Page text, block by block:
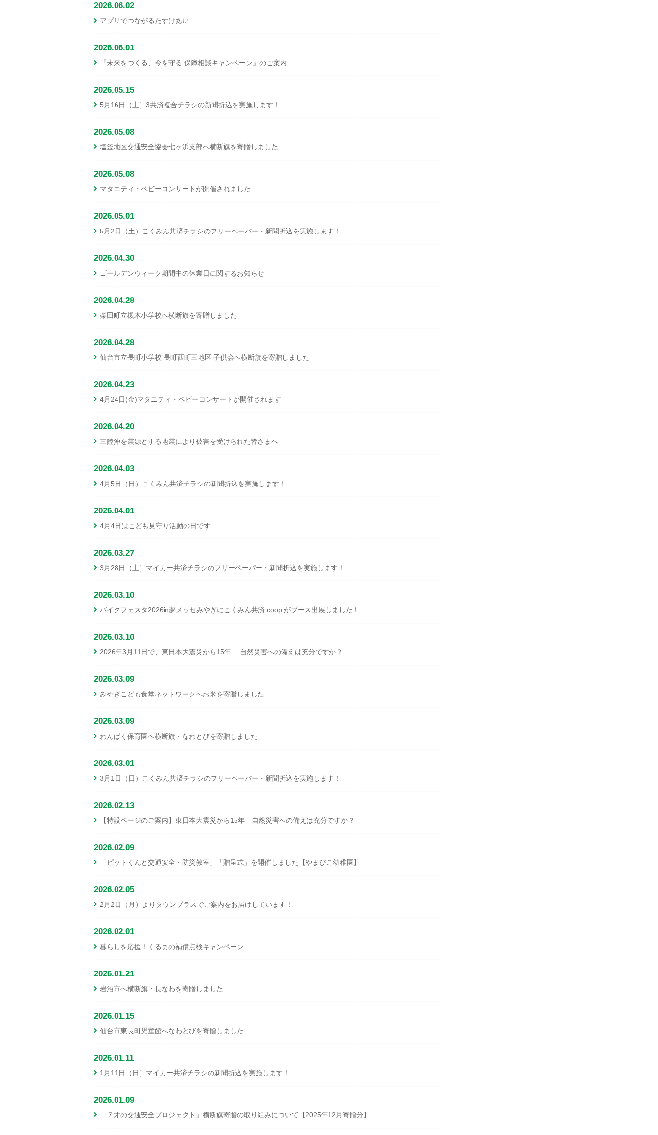
2026.06.02
アプリでつながるたすけあい
2026.06.01
『未来をつくる、今を守る 保障相談キャンペーン』のご案内
2026.05.15
5月16日（土）3共済複合チラシの新聞折込を実施します！
2026.05.08
塩釜地区交通安全協会七ヶ浜支部へ横断旗を寄贈しました
2026.05.08
マタニティ・ベビーコンサートが開催されました
2026.05.01
5月2日（土）こくみん共済チラシのフリーペーパー・新聞折込を実施します！
2026.04.30
ゴールデンウィーク期間中の休業日に関するお知らせ
2026.04.28
柴田町立槻木小学校へ横断旗を寄贈しました
2026.04.28
仙台市立長町小学校 長町西町三地区 子供会へ横断旗を寄贈しました
2026.04.23
4月24日(金)マタニティ・ベビーコンサートが開催されます
2026.04.20
三陸沖を震源とする地震により被害を受けられた皆さまへ
2026.04.03
4月5日（日）こくみん共済チラシの新聞折込を実施します！
2026.04.01
4月4日はこども見守り活動の日です
2026.03.27
3月28日（土）マイカー共済チラシのフリーペーパー・新聞折込を実施します！
2026.03.10
バイクフェスタ2026in夢メッセみやぎにこくみん共済 coop がブース出展しました！
2026.03.10
2026年3月11日で、東日本大震災から15年 自然災害への備えは充分ですか？
2026.03.09
みやぎこども食堂ネットワークへお米を寄贈しました
2026.03.09
わんぱく保育園へ横断旗・なわとびを寄贈しました
2026.03.01
3月1日（日）こくみん共済チラシのフリーペーパー・新聞折込を実施します！
2026.02.13
【特設ページのご案内】東日本大震災から15年 自然災害への備えは充分ですか？
2026.02.09
「ピットくんと交通安全・防災教室」「贈呈式」を開催しました【やまびこ幼稚園】
2026.02.05
2月2日（月）よりタウンプラスでご案内をお届けしています！
2026.02.01
暮らしを応援！くるまの補償点検キャンペーン
2026.01.21
岩沼市へ横断旗・長なわを寄贈しました
2026.01.15
仙台市東長町児童館へなわとびを寄贈しました
2026.01.11
1月11日（日）マイカー共済チラシの新聞折込を実施します！
2026.01.09
「７才の交通安全プロジェクト」横断旗寄贈の取り組みについて【2025年12月寄贈分】